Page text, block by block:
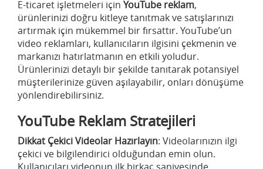
E-ticaret işletmeleri için YouTube reklam,
ürünlerinizi doğru kitleye tanıtmak ve satışlarınızı
artırmak için mükemmel bir fırsattır. YouTube’un
video reklamları, kullanıcıların ilgisini çekmenin ve
markanızı hatırlatmanın en etkili yoludur.
Ürünlerinizi detaylı bir şekilde tanıtarak potansiyel
müşterilerinize güven aşılayabilir, onları dönüşüme
yönlendirebilirsiniz.
YouTube Reklam Stratejileri
Dikkat Çekici Videolar Hazırlayın: Videolarınızın ilgi
çekici ve bilgilendirici olduğundan emin olun.